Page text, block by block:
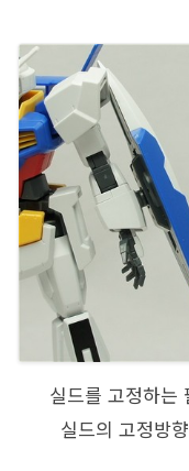
실드를 고정하는
실드의 고정방